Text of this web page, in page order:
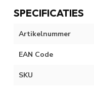
SPECIFICATIES
Artikelnummer
EAN Code
SKU